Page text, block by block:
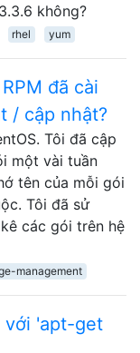
không?
rhel yum
đã cài
/ cập nhật?
Tôi đã cập
một vài tuần
tên của mỗi gói
Tôi đã sử
các gói trên hệ
management
với 'apt-get